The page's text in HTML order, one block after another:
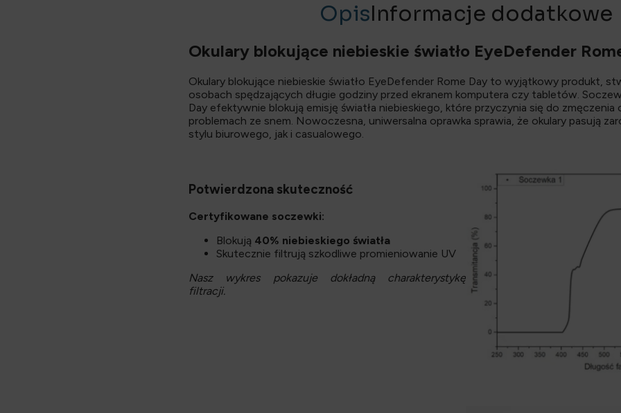
OpisInformacje dodatkowe
Okulary blokujące niebieskie światło EyeDefender
Okulary blokujące niebieskie światło EyeDefender Rome Day to wyjątkowy produkt,
osobach spędzających długie godziny przed ekranem komputera czy tabletów.
Day efektywnie blokują emisję światła niebieskiego, które przyczynia się do
problemach ze snem. Nowoczesna, uniwersalna oprawka sprawia, że okulary pasują
stylu biurowego, jak i casualowego.
Potwierdzona skuteczność
Certyfikowane soczewki:
Blokują 40% niebieskiego światła
Skutecznie filtrują szkodliwe promieniowanie UV
Nasz wykres pokazuje dokładną charakterystykę
filtracji.